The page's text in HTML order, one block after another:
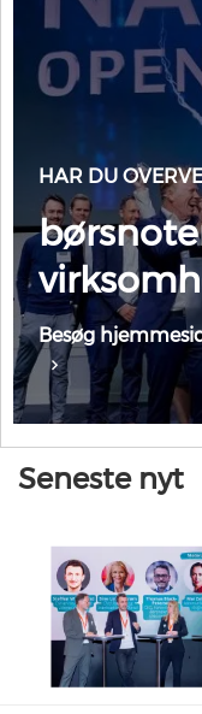
HAR DU
Besøg
Seneste nyt